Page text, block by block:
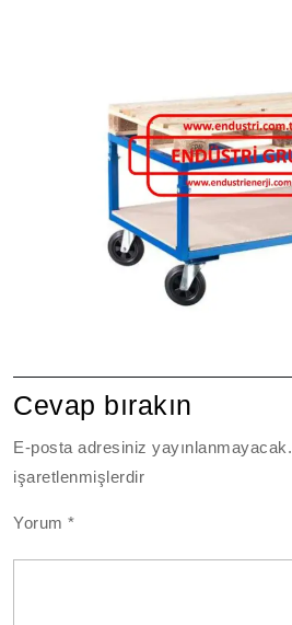
Cevap bırakın
E-posta adresiniz yayınlanmayacak.
işaretlenmişlerdir
Yorum*